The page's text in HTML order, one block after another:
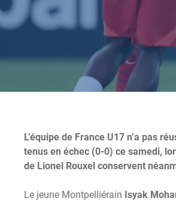
L’équipe de France U17 n’a pas
tenus en échec (0-0) ce samedi,
de Lionel Rouxel conservent
Le jeune Montpelliérain Isyak